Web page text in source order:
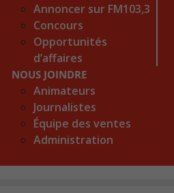
Annoncer sur FM103,3
Concours
Opportunités
d’affaires
NOUS JOINDRE
Animateurs
Journalistes
Équipe des ventes
Administration